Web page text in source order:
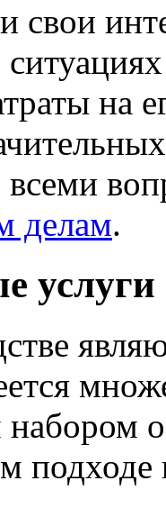
свои
на
делам.
услуги
набором
подходе